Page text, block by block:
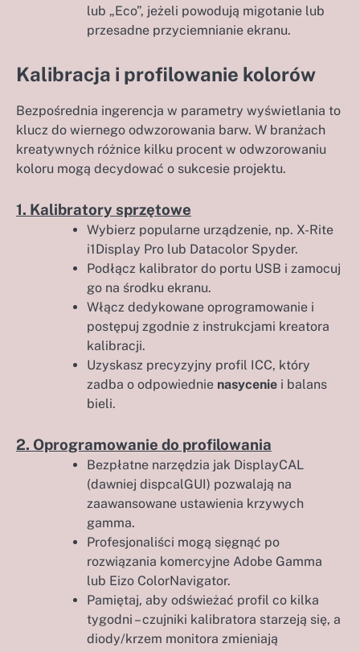
lub „Eco”, jeżeli powodują migotanie lub
przesadne przyciemnianie ekranu.
Kalibracja i profilowanie kolorów
Bezpośrednia ingerencja w parametry wyświetlania to
klucz do wiernego odwzorowania barw. W branżach
kreatywnych różnice kilku procent w odwzorowaniu
koloru mogą decydować o sukcesie projektu.
1. Kalibratory sprzętowe
Wybierz popularne urządzenie, np. X-Rite
i1Display Pro lub Datacolor Spyder.
Podłącz kalibrator do portu USB i zamocuj
go na środku ekranu.
Włącz dedykowane oprogramowanie i
postępuj zgodnie z instrukcjami kreatora
kalibracji.
Uzyskasz precyzyjny profil ICC, który
zadba o odpowiednie nasycenie i balans
bieli.
2. Oprogramowanie do profilowania
Bezpłatne narzędzia jak DisplayCAL
(dawniej dispcalGUI) pozwalają na
zaawansowane ustawienia krzywych
gamma.
Profesjonaliści mogą sięgnąć po
rozwiązania komercyjne Adobe Gamma
lub Eizo ColorNavigator.
Pamiętaj, aby odświeżać profil co kilka
tygodni – czujniki kalibratora starzeją się, a
diody/krzem monitora zmieniają